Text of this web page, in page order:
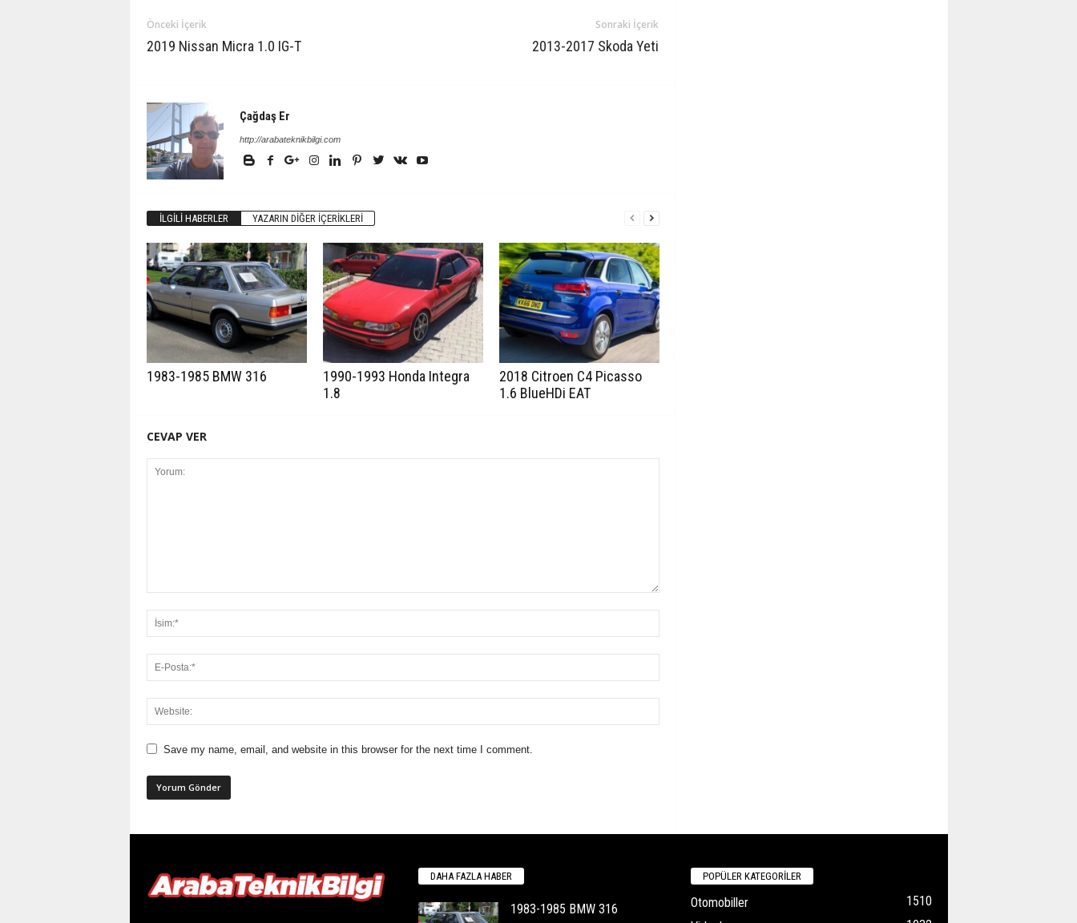
Önceki İçerik
2019 Nissan Micra 1.0 IG-T
Sonraki İçerik
2013-2017 Skoda Yeti
Çağdaş Er
http://arabateknikbilgi.com
İLGILI HABERLER YAZARIN DIĞER İÇERIKLERI
1983-1985 BMW 316
1990-1993 Honda Integra
1.8
2018 Citroen C4 Picasso
1.6 BlueHDi EAT
CEVAP VER
Save my name, email, and website in this browser for the next time I comment.
DAHA FAZLA HABER
1983-1985 BMW 316
POPÜLER KATEGORİLER
Otomobiller
1510